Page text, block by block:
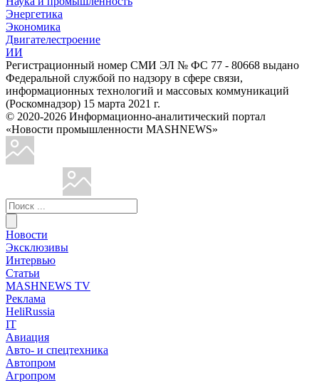
Энергетика
Экономика
Двигателестроение
ИИ
Регистрационный номер СМИ ЭЛ № ФС 77 - 80668 выдано
Федеральной службой по надзору в сфере связи,
информационных технологий и массовых коммуникаций
(Роскомнадзор) 15 марта 2021 г.
© 2020-2026 Информационно-аналитический портал
«Новости промышленности MASHNEWS»
Новости
Эксклюзивы
Интервью
Статьи
MASHNEWS TV
Реклама
HeliRussia
IT
Авиация
Авто- и спецтехника
Автопром
Агропром